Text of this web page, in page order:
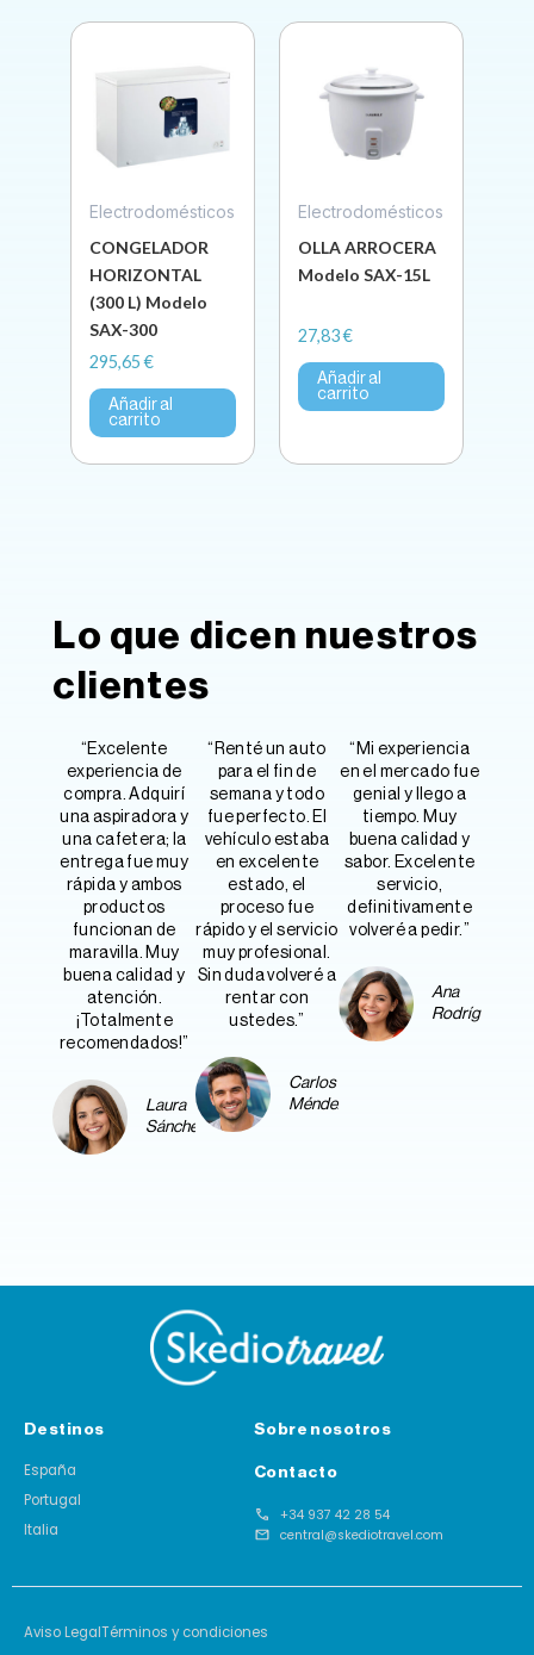
Electrodomésticos
CONGELADOR
HORIZONTAL
(300 L) Modelo
SAX-300
295,65€
Añadir al
carrito
Electrodomésticos
OLLA ARROCERA
Modelo SAX-15L
27,83€
Añadir al
carrito
Lo que dicen nuestros
clientes
“Excelente
experiencia de
compra. Adquirí
una aspiradora y
una cafetera; la
entrega fue muy
rápida y ambos
productos
funcionan de
maravilla. Muy
buena calidad y
atención.
¡Totalmente
recomendados!”
Laura
Sánchez
“Renté un auto
para el fin de
semana y todo
fue perfecto. El
vehículo estaba
en excelente
estado, el
proceso fue
rápido y el servicio
muy profesional.
Sin duda volveré a
rentar con
ustedes.”
Carlos
Méndez
“Mi experiencia
en el mercado fue
genial y llego a
tiempo. Muy
buena calidad y
sabor. Excelente
servicio,
definitivamente
volveré a pedir.”
Ana
Rodríguez
Destinos
España
Portugal
Italia
Sobre nosotros
Contacto
+34 937 42 28 54
central@skediotravel.com
Aviso LegalTérminos y condiciones